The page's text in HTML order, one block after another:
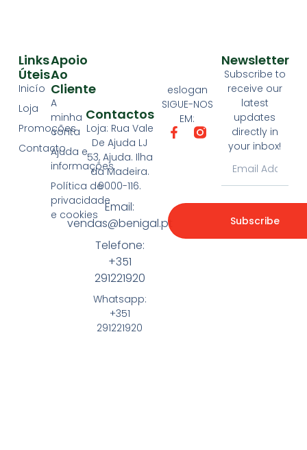
eslogan
SIGUE-NOS
EM:
Apoio
Ao
Cliente
A
minha
conta
Ajuda e
informações
Política de
privacidade
e cookies
Links
Úteis
Inicío
Loja
Promoções
Contacto
Contactos
Loja: Rua Vale
De Ajuda LJ
53, Ajuda. Ilha
da Madeira.
9000-116.
Email:
vendas@benigal.pt
Telefone:
+351
291221920
Whatsapp:
+351
291221920
Newsletter
Subscribe to
receive our
latest
updates
directly in
your inbox!
Subscribe